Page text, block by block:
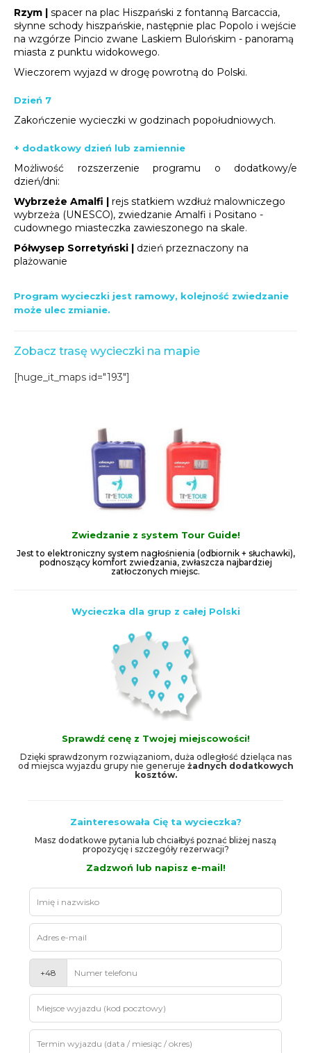
Rzym |
spacer na plac Hiszpański z fontanną Barcaccia,
słynne schody hiszpańskie, następnie plac Popolo i wejście
na wzgórze Pincio zwane Laskiem Bulońskim - panoramą
miasta z punktu widokowego.
Wieczorem wyjazd w drogę powrotną do Polski.
Dzień 7
Zakończenie wycieczki w godzinach popołudniowych.
+ dodatkowy dzień lub zamiennie
Możliwość rozszerzenie programu o dodatkowy/e
dzień/dni:
Wybrzeże Amalfi |
rejs statkiem wzdłuż malowniczego
wybrzeża (UNESCO), zwiedzanie Amalfi i Positano -
cudownego miasteczka zawieszonego na skale.
Półwysep Sorretyński |
dzień przeznaczony na
plażowanie
Program wycieczki jest ramowy, kolejność zwiedzanie
może ulec zmianie.
Zobacz trasę wycieczki na mapie
[huge_it_maps id="193"]
Zwiedzanie z system Tour Guide!
Jest to elektroniczny system nagłośnienia (odbiornik + słuchawki),
podnoszący komfort zwiedzania, zwłaszcza najbardziej
zatłoczonych miejsc.
Wycieczka dla grup z całej Polski
Sprawdź cenę z Twojej miejscowości!
Dzięki sprawdzonym rozwiązaniom, duża odległość dzieląca nas
od miejsca wyjazdu grupy nie generuje żadnych dodatkowych
kosztów.
Zainteresowała Cię ta wycieczka?
Masz dodatkowe pytania lub chciałbyś poznać bliżej naszą
propozycję i szczegóły rezerwacji?
Zadzwoń lub napisz e-mail!
Leave
this
field
blank
+48